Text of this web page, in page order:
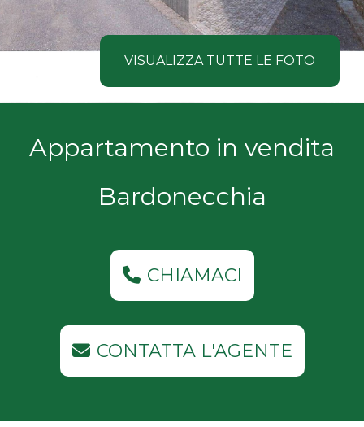
VISUALIZZA TUTTE LE FOTO
Appartamento in vendita
Bardonecchia
CHIAMACI
CONTATTA L'AGENTE
COSA
CERCANO
NOSTRI
Comune
Tipologia
-
Industriali